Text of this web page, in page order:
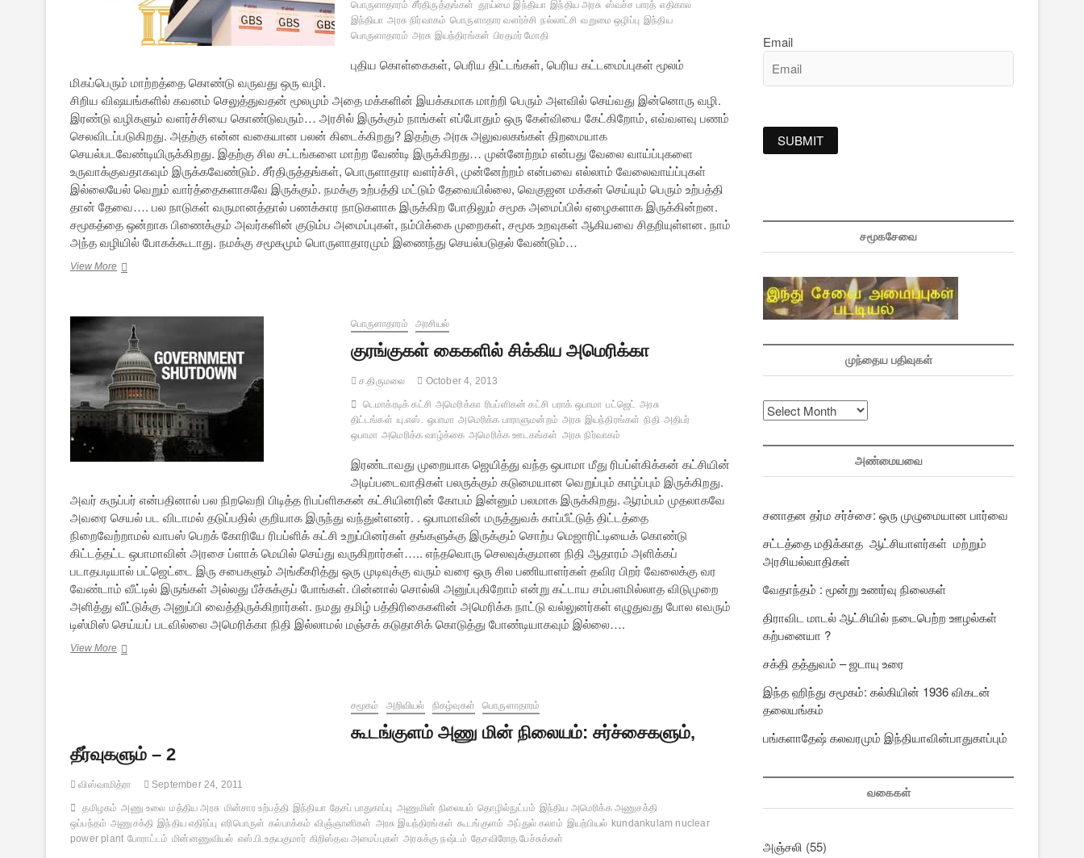
பொருளாதாரம் சீர்திருத்தங்கள் தூய்மை இந்தியா இந்திய அரசு ஸ்வச்ச பாரத் எதிகால
இந்தியா அரசு நிர்வாகம் பொருளாதார வளர்ச்சி நல்லாட்சி வறுமை ஒழிப்பு இந்திய
பொருளாதாரம் அரசு இயந்திரங்கள் பிரதமர் மோதி
புதிய கொள்கைகள், பெரிய திட்டங்கள், பெரிய கட்டமைப்புகள் மூலம்
மிகப்பெரும் மாற்றத்தை கொண்டு வருவது ஒரு வழி.
சிறிய விஷயங்களில் கவனம் செலுத்துவதன் மூலமும் அதை மக்களின் இயக்கமாக மாற்றி பெரும் அளவில் செய்வது இன்னொரு வழி.
இரண்டு வழிகளும் வளர்ச்சியை கொண்டுவரும்… அரசில் இருக்கும் நாங்கள் எப்போதும் ஒரு கேள்வியை கேட்கிறோம், எவ்வளவு பணம்
செலவிடப்படுகிறது. அதற்கு என்ன வகையான பலன் கிடைக்கிறது? இதற்கு அரசு அலுவலகங்கள் திறமையாக
செயல்படவேண்டியிருக்கிறது. இதற்கு சில சட்டங்களை மாற்ற வேண்டி இருக்கிறது… முன்னேற்றம் என்பது வேலை வாய்ப்புகளை
உருவாக்குவதாகவும் இருக்கவேண்டும். சீர்திருத்தங்கள், பொருளாதார வளர்ச்சி, முன்னேற்றம் என்பவை எல்லாம் வேலைவாய்ப்புகள்
இல்லையேல் வெறும் வார்த்தைகளாகவே இருக்கும். நமக்கு உற்பத்தி மட்டும் தேவையில்லை, வெகுஜன மக்கள் செய்யும் பெரும் உற்பத்தி
தான் தேவை…. பல நாடுகள் வருமானத்தால் பணக்கார நாடுகளாக இருக்கிற போதிலும் சமூக அமைப்பில் ஏழைகளாக இருக்கின்றன.
சமூகத்தை ஒன்றாக பிணைக்கும் அவர்களின் குடும்ப அமைப்புகள், நம்பிக்கை முறைகள், சமூக உறவுகள் ஆகியவை சிதறியுள்ளன. நாம்
அந்த வழியில் போகக்கூடாது. நமக்கு சமூகமும் பொருளாதாரமும் இணைந்து செயல்படுதல் வேண்டும்…
View Moreஎனது
கொள்கைகள்:
பிரதமர்
மோதி
உரை
பொருளாதாரம் அரசியல்
குரங்குகள் கைகளில் சிக்கிய அமெரிக்கா
ச.திருமலை October 4, 2013
டெமாக்ரடிக் கட்சி அமெரிக்கா ரிபப்ளிகன் கட்சி பராக் ஒபாமா பட்ஜெட் அரசு
திட்டங்கள் யு.எஸ். ஒபாமா அமெரிக்க பாராளுமன்றம் அரசு இயந்திரங்கள் நிதி அதிபர்
ஒபாமா அமெரிக்க வாழ்க்கை அமெரிக்க ஊடகங்கள் அரசு நிர்வாகம்
இரண்டாவது முறையாக ஜெயித்து வந்த ஒபாமா மீது ரிபப்ள்கிக்கன் கட்சியின்
அடிப்படைவாதிகள் பலருக்கும் கடுமையான வெறுப்பும் காழ்ப்பும் இருக்கிறது.
அவர் கருப்பர் என்பதினால் பல நிறவெறி பிடித்த ரிபப்ளிககன் கட்சியினரின் கோபம் இன்னும் பலமாக இருக்கிறது. ஆரம்பம் முதலாகவே
அவரை செயல் பட விடாமல் தடுப்பதில் குறியாக இருந்து வந்துள்ளனர். . ஒபாமாவின் மருத்துவக் காப்பீட்டுத் திட்டத்தை
நிறைவேற்றாமல் வாபஸ் பெறக் கோரியே ரிபப்ளிக் கட்சி உறுப்பினர்கள் தங்களுக்கு இருக்கும் சொற்ப மெஜாரிட்டியைக் கொண்டு
கிட்டத்தட்ட ஒபாமாவின் அரசை ப்ளாக் மெயில் செய்து வருகிறார்கள்….. எந்தவொரு செலவுக்குமான நிதி ஆதாரம் அளிக்கப்
படாதபடியால் பட்ஜெட்டை இரு சபைகளும் அங்கீகரித்து ஒரு முடிவுக்கு வரும் வரை ஒரு சில பணியாளர்கள் தவிர பிறர் வேலைக்கு வர
வேண்டாம் வீட்டில் இருங்கள் அல்லது பீச்சுக்குப் போங்கள். பின்னால் சொல்லி அனுப்புகிறோம் என்று கட்டாய சம்பளமில்லாத விடுமுறை
அளித்து வீட்டுக்கு அனுப்பி வைத்திருக்கிறார்கள். நமது தமிழ் பத்திரிகைகளின் அமெரிக்க நாட்டு வல்லுனர்கள் எழுதுவது போல எவரும்
டிஸ்மிஸ் செய்யப் படவில்லை அமெரிக்கா நிதி இல்லாமல் மஞ்சக் கடுதாசிக் கொடுத்து போண்டியாகவும் இல்லை….
View Moreகுரங்குகள்
சமூகம்
அறிவியல் நிகழ்வுகள் பொருளாதாரம்
கூடங்குளம் அணு மின் நிலையம்: சர்ச்சைகளும்,
தீர்வுகளும் – 2
விஸ்வாமித்ரா September 24, 2011
தமிழகம் அணு உலை மத்திய அரசு மின்சார உற்பத்தி இந்தியா தேசப் பாதுகாப்பு அணுமின் நிலையம் தொழில்நுட்பம் இந்திய அமெரிக்க அணுசக்தி
ஒப்பந்தம் அணுசக்தி இந்திய எதிர்ப்பு எரிபொருள் கல்பாக்கம் விஞ்ஞானிகள் அரசு இயந்திரங்கள் கூடங்குளம் அப்துல் கலாம் இயற்பியல் kundankulam nuclear
power plant போராட்டம் மின்னணுவியல் எஸ்.பி.உதயகுமார் கிறிஸ்தவ அமைப்புகள் அரசுக்கு நஷ்டம் தேசவிரோத பேச்சுக்கள்
Email
சமூகசேவை
முந்தைய பதிவுகள்
முந்தைய
பதிவுகள்
அண்மையவை
சனாதன தர்ம சர்ச்சை: ஒரு முழுமையான பார்வை
சட்டத்தை மதிக்காத ஆட்சியாளர்கள் மற்றும்
அரசியல்வாதிகள்
வேதாந்தம் : மூன்று உணர்வு நிலைகள்
திராவிட மாடல் ஆட்சியில் நடைபெற்ற ஊழல்கள்
கற்பனையா ?
சக்தி தத்துவம் – ஜடாயு உரை
இந்த ஹிந்து சமூகம்: கல்கியின் 1936 விகடன்
தலையங்கம்
பங்களாதேஷ் கலவரமும் இந்தியாவின்பாதுகாப்பும்
வகைகள்
அஞ்சலி (55)